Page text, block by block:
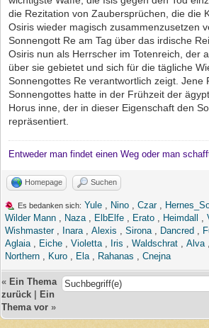
die Rezitation von Zaubersprüchen, die die
Osiris wieder magisch zusammenzusetzen
Sonnengott Re am Tag über das irdische
Osiris nun als Herrscher im Totenreich, der
über sie gebietet und sich für die tägliche
Sonnengottes Re verantwortlich zeigt. Jene
Sonnengottes hatte in der Frühzeit der
Horus inne, der in dieser Eigenschaft den
repräsentiert.
Entweder man findet einen Weg oder man
Homepage Suchen
Es bedanken sich: Yule Nino Czar,
Wilder Mann
Naza ElbElfe Erato Heimdall
Wishmaster, Inara Alexis Sirona Dancred
Aglaia
Eiche Violetta Iris Waldschrat Alva
Northern
Kuro Ela Rahanas Cnejna
« Ein Thema
zurück
Ein
Thema vor »